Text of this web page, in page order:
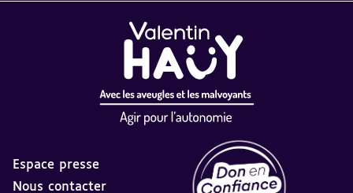
Espace presse
Nous contacter